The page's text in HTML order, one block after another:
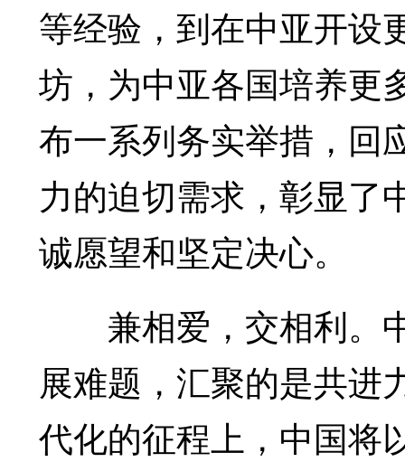
等经验，到在中亚开设
坊，为中亚各国培养
布一系列务实举措，回
力的迫切需求，彰显了
诚愿望和坚定决心。
兼相爱，交相利。
展难题，汇聚的是共进
代化的征程上，中国将